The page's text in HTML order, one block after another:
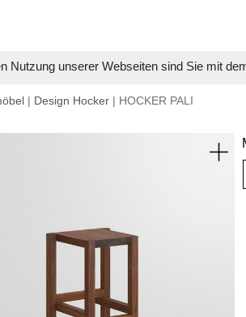
Nutzung unserer Webseiten sind Sie mit
| Design Hocker | HOCKER PALI